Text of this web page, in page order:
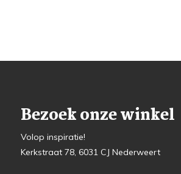
Bezoek onze winkel
Volop inspiratie!
Kerkstraat 78, 6031 CJ Nederweert